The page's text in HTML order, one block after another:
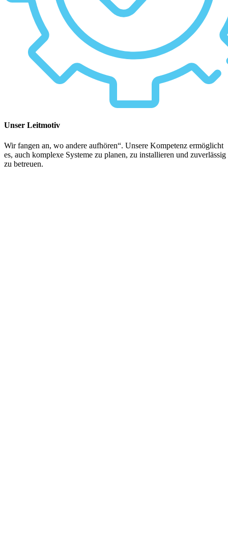
Unser Leitmotiv
Wir fangen an, wo andere aufhören“. Unsere Kompetenz ermöglicht
es, auch komplexe Systeme zu planen, zu installieren und zuverlässig
zu betreuen.